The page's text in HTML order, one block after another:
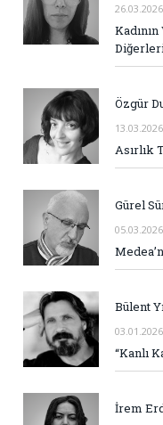
26.03.2026
Özgür
13.03.2026
Asırlık
Gürel
05.03.2026
Bülent
03.01.2026
“Kanlı
İrem